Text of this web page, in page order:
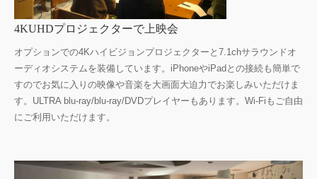
4KUHDプロジェクターで上映会
オプションでの4Kハイビジョンプロジェクターと7.1chサラウンドオ
ーディオシステムを装備しています。iPhoneやiPadとの接続も簡単で
すのでお気に入りの映像や音楽を大画面大迫力でお楽しみいただけま
す。ULTRA blu-ray/blu-ray/DVDプレイヤーもあります。Wi-Fiもご自由
にご利用いただけます。